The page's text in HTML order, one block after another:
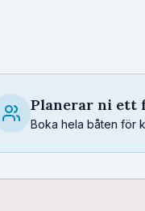
Planerar ni ett
Boka hela båten för